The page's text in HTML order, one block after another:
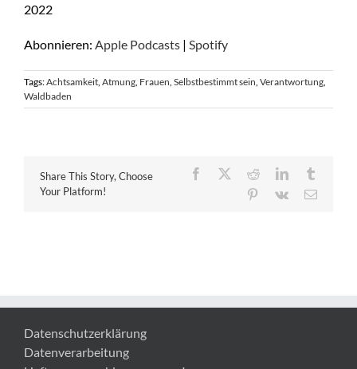
2022
Abonnieren: Apple Podcasts | Spotify
Tags:Achtsamkeit Atmung Frauen Selbstbestimmt sein Verantwortung
Waldbaden
Share This Story, Choose
Your Platform!
Facebook RedditLinkedIn
Pinterest
Vk
E-
Datenschutzerklärung
Datenverarbeitung